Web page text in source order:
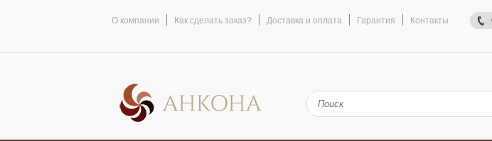
О компании Как сделать заказ? Доставка и оплата Гарантия Контакты